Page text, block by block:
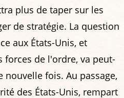
plus de taper sur les
de stratégie. La question
aux États-Unis, et
de l'ordre, va peut-
nouvelle fois. Au passage,
des États-Unis, rempart